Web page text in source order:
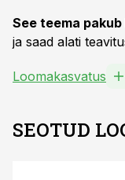
See teema pakub
ja saad alati
Loomakasvatus
SEOTUD